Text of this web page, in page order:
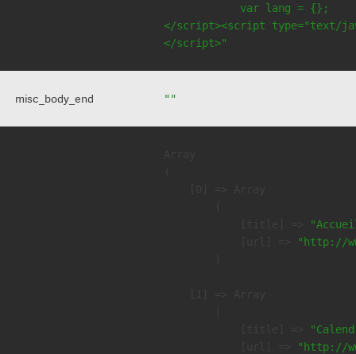
            var lang = {};
</script><script type="text/
</script>"
misc_body_end ""
"http://
"http://